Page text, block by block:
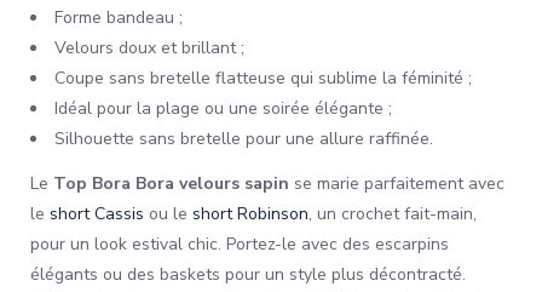
Forme bandeau ;
Velours doux et brillant ;
Coupe sans bretelle flatteuse qui sublime la féminité ;
Idéal pour la plage ou une soirée élégante ;
Silhouette sans bretelle pour une allure raffinée.
Le Top Bora Bora velours sapin se marie parfaitement avec
le short Cassis ou le short Robinson, un crochet fait-main,
pour un look estival chic. Portez-le avec des escarpins
élégants ou des baskets pour un style plus décontracté.